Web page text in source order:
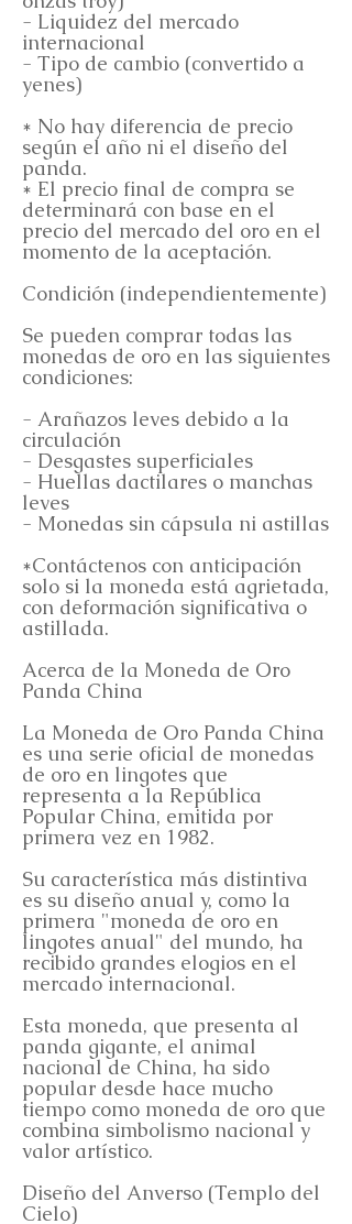
- Liquidez del mercado
internacional
- Tipo de cambio (convertido a
yenes)
* No hay diferencia de precio
según el año ni el diseño del
panda.
* El precio final de compra se
determinará con base en el
precio del mercado del oro en el
momento de la aceptación.
Condición (independientemente)
Se pueden comprar todas las
monedas de oro en las siguientes
condiciones:
- Arañazos leves debido a la
circulación
- Desgastes superficiales
- Huellas dactilares o manchas
leves
- Monedas sin cápsula ni astillas
*Contáctenos con anticipación
solo si la moneda está agrietada,
con deformación significativa o
astillada.
Acerca de la Moneda de Oro
Panda China
La Moneda de Oro Panda China
es una serie oficial de monedas
de oro en lingotes que
representa a la República
Popular China, emitida por
primera vez en 1982.
Su característica más distintiva
es su diseño anual y, como la
primera "moneda de oro en
lingotes anual" del mundo, ha
recibido grandes elogios en el
mercado internacional.
Esta moneda, que presenta al
panda gigante, el animal
nacional de China, ha sido
popular desde hace mucho
tiempo como moneda de oro que
combina simbolismo nacional y
valor artístico.
Diseño del Anverso (Templo del
Cielo)